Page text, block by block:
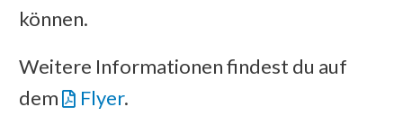
können.
Weitere Informationen findest du auf
dem
Flyer.